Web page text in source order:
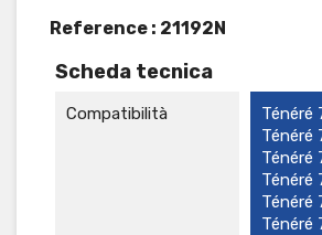
Reference : 21192N
Scheda tecnica
Compatibilità
Ténéré
Ténéré
Ténéré
Ténéré
Ténéré
Ténéré